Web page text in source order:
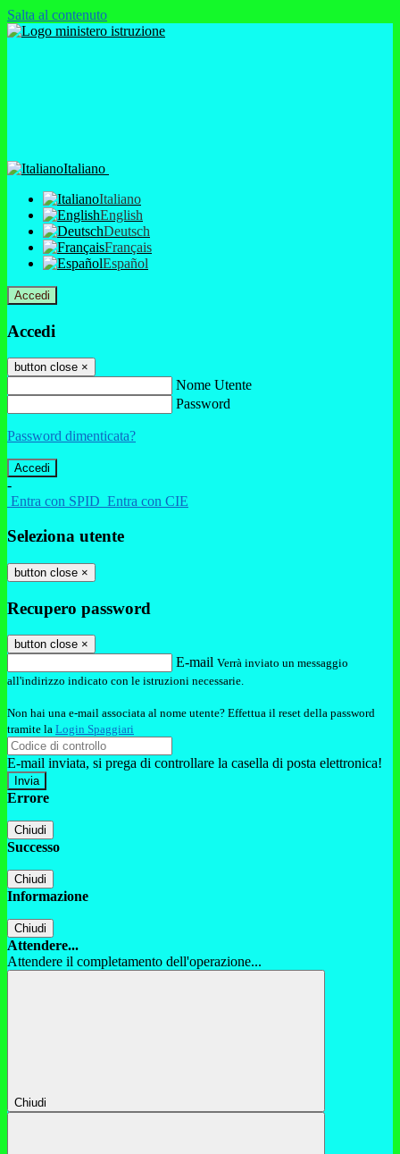
Salta al contenuto
Italiano
Italiano
English
Deutsch
Français
Español
Accedi
Accedi
button close ×
Nome Utente
Password
Password dimenticata?
-
Entra con SPID Entra con CIE
Seleziona utente
button close ×
Recupero password
button close ×
E-mail Verrà inviato un messaggio
all'indirizzo indicato con le istruzioni necessarie.
Non hai una e-mail associata al nome utente? Effettua il reset della password
tramite la Login Spaggiari
E-mail inviata, si prega di controllare la casella di posta elettronica!
Errore
Chiudi
Successo
Chiudi
Informazione
Chiudi
Attendere...
Attendere il completamento dell'operazione...
Chiudi